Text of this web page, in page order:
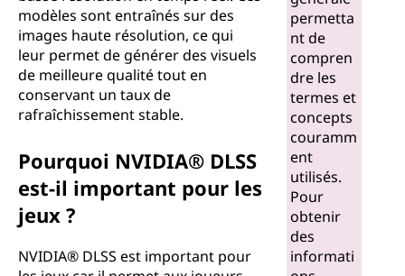
modèles sont entraînés sur des
images haute résolution, ce qui
leur permet de générer des visuels
de meilleure qualité tout en
conservant un taux de
rafraîchissement stable.
Pourquoi NVIDIA® DLSS
est-il important pour les
jeux ?
NVIDIA® DLSS est important pour
permetta
nt de
compren
dre les
termes et
concepts
couramm
ent
utilisés.
Pour
obtenir
des
informati